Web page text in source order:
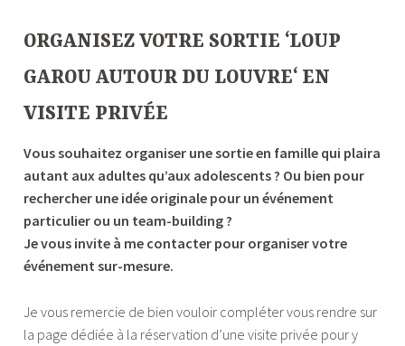
ORGANISEZVOTRE SORTIE ‘LOUP
GAROU AUTOUR DU LOUVRE‘ EN
VISITE PRIVÉE
Vous souhaitez organiser une sortie en famille qui plaira
autant aux adultes qu’aux adolescents ? Ou bien pour
rechercher une idée originale pour un événement
particulier ou un team-building ?
Je vous invite à me contacter pour organiser votre
événement sur-mesure.
Je vous remercie de bien vouloir compléter vous rendre sur
la page dédiée à la réservation d’une visite privée pour y